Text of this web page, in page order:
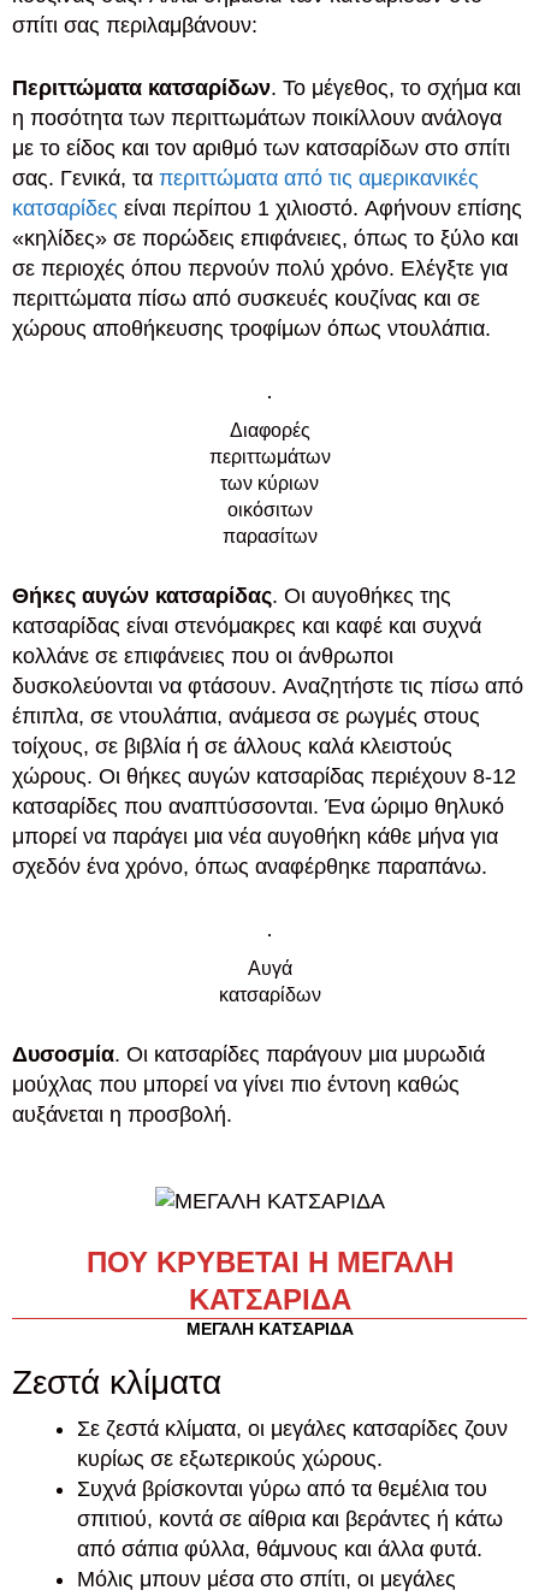
σπίτι σας περιλαμβάνουν:
Περιττώματα κατσαρίδων. Το μέγεθος, το σχήμα και
η ποσότητα των περιττωμάτων ποικίλλουν ανάλογα
με το είδος και τον αριθμό των κατσαρίδων στο σπίτι
σας. Γενικά, τα περιττώματα από τις αμερικανικές
κατσαρίδες είναι περίπου 1 χιλιοστό. Αφήνουν επίσης
«κηλίδες» σε πορώδεις επιφάνειες, όπως το ξύλο και
σε περιοχές όπου περνούν πολύ χρόνο. Ελέγξτε για
περιττώματα πίσω από συσκευές κουζίνας και σε
χώρους αποθήκευσης τροφίμων όπως ντουλάπια.
Διαφορές
περιττωμάτων
των κύριων
οικόσιτων
παρασίτων
Θήκες αυγών κατσαρίδας. Οι αυγοθήκες της
κατσαρίδας είναι στενόμακρες και καφέ και συχνά
κολλάνε σε επιφάνειες που οι άνθρωποι
δυσκολεύονται να φτάσουν. Αναζητήστε τις πίσω από
έπιπλα, σε ντουλάπια, ανάμεσα σε ρωγμές στους
τοίχους, σε βιβλία ή σε άλλους καλά κλειστούς
χώρους. Οι θήκες αυγών κατσαρίδας περιέχουν 8-12
κατσαρίδες που αναπτύσσονται. Ένα ώριμο θηλυκό
μπορεί να παράγει μια νέα αυγοθήκη κάθε μήνα για
σχεδόν ένα χρόνο, όπως αναφέρθηκε παραπάνω.
Αυγά
κατσαρίδων
Δυσοσμία. Οι κατσαρίδες παράγουν μια μυρωδιά
μούχλας που μπορεί να γίνει πιο έντονη καθώς
αυξάνεται η προσβολή.
ΠΟΥ ΚΡΥΒΕΤΑΙ Η ΜΕΓΑΛΗ
ΚΑΤΣΑΡΙΔΑ
ΜΕΓΑΛΗ ΚΑΤΣΑΡΙΔΑ
Ζεστά κλίματα
Σε ζεστά κλίματα, οι μεγάλες κατσαρίδες ζουν
κυρίως σε εξωτερικούς χώρους.
Συχνά βρίσκονται γύρω από τα θεμέλια του
σπιτιού, κοντά σε αίθρια και βεράντες ή κάτω
από σάπια φύλλα, θάμνους και άλλα φυτά.
Μόλις μπουν μέσα στο σπίτι, οι μεγάλες